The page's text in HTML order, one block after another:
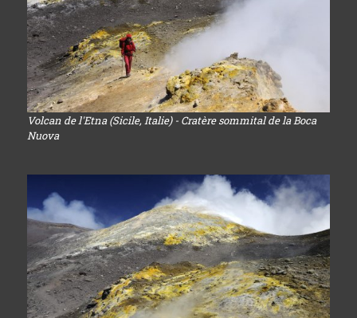
Volcan de l'Etna (Sicile, Italie) - Cratère sommital de la Boca
Nuova